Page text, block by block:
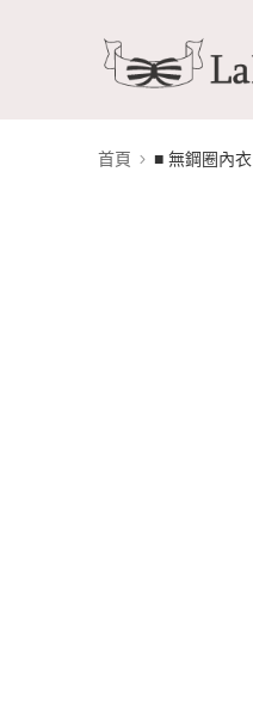
首頁 ■ 無鋼圈內衣